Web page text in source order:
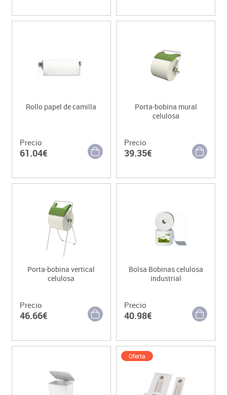
Rollo papel de camilla
Precio
61.04€
Porta-bobina mural
celulosa
Precio
39.35€
Porta-bobina vertical
celulosa
Precio
46.66€
Bolsa Bobinas celulosa
industrial
Precio
40.98€
Oferta